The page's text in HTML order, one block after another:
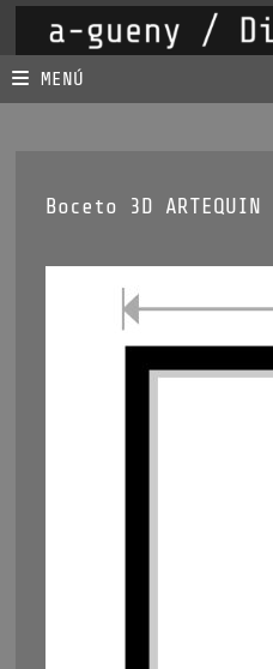
contenido
MENÚ
Boceto 3D ARTEQUIN